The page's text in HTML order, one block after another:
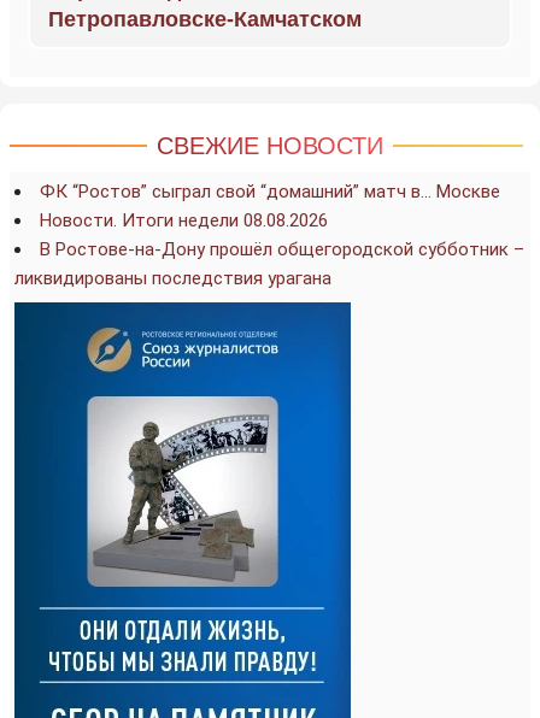
Петропавловске-Камчатском
СВЕЖИЕ НОВОСТИ
ФК “Ростов” сыграл свой “домашний” матч в… Москве
Новости. Итоги недели 08.08.2026
В Ростове-на-Дону прошёл общегородской субботник –
ликвидированы последствия урагана